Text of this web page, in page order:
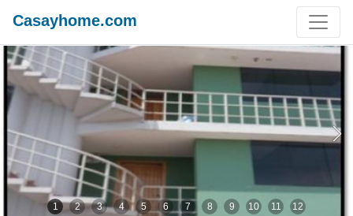
Casayhome.com
1 2 3 4 5 6 7 8 9 10 11 12